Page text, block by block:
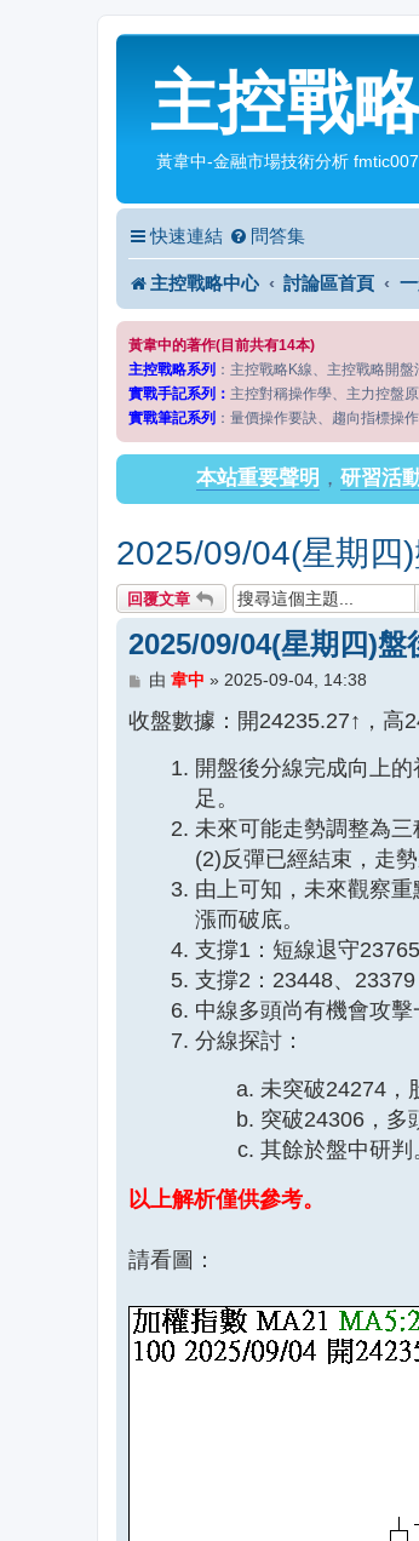
主控戰
黃韋中-金融市場技術分析
快速連結 問答集
主控戰略中心 討論區首頁
黃韋中的著作(目前共有14本)
主控戰略系列 ：主控戰略K線、主控戰略開
實戰手記系列： 主控對稱操作學、主力控盤
實戰筆記系列 ：量價操作要訣、趨向指標操
本站重要聲明 ， 研習活
2025/09/04(星期四
回覆文章
2025/09/04(星期四)盤
文
由 韋中 » 2025-09-04, 14:38
收盤數據：開24235.27↑，高
開盤後分線完成向上
足。
未來可能走勢調整為
(2)反彈已經結束，走
由上可知，未來觀察
漲而破底。
支撐1：短線退守23765
支撐2：23448、
中線多頭尚有機會攻擊
分線探討：
未突破24274，
突破24306，多
其餘於盤中研判
以上解析僅供參考。
請看圖：